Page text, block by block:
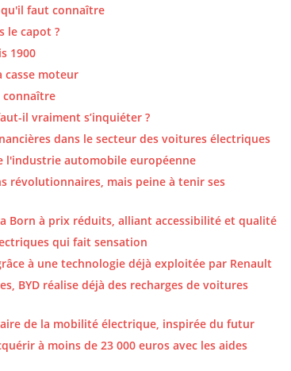
qu'il faut connaître
le capot ?
1900
casse moteur
connaître
il vraiment s’inquiéter ?
dans le secteur des voitures électriques
l'industrie automobile européenne
révolutionnaires, mais peine à tenir ses
Born à prix réduits, alliant accessibilité et qualité
qui fait sensation
à une technologie déjà exploitée par Renault
BYD réalise déjà des recharges de voitures
de la mobilité électrique, inspirée du futur
à moins de 23 000 euros avec les aides